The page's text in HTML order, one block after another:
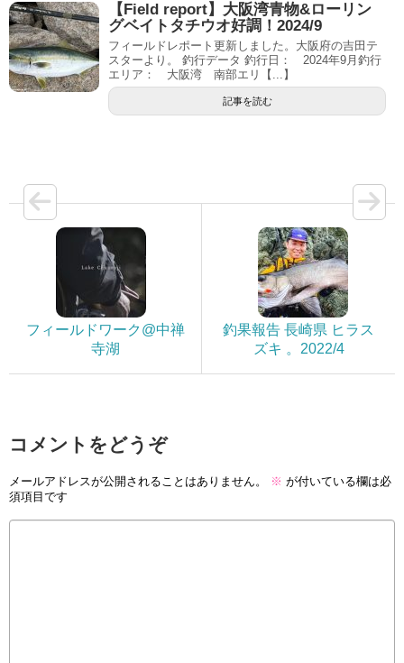
【Field report】大阪湾青物&ローリン
グベイトタチウオ好調！2024/9
フィールドレポート更新しました。大阪府の吉田テ
スターより。 釣行データ 釣行日： 2024年9月釣行
エリア： 大阪湾 南部エリ【...】
記事を読む
フィールドワーク@中禅
寺湖
釣果報告 長崎県 ヒラス
ズキ 。2022/4
コメントをどうぞ
メールアドレスが公開されることはありません。 ※ が付いている欄は必
須項目です